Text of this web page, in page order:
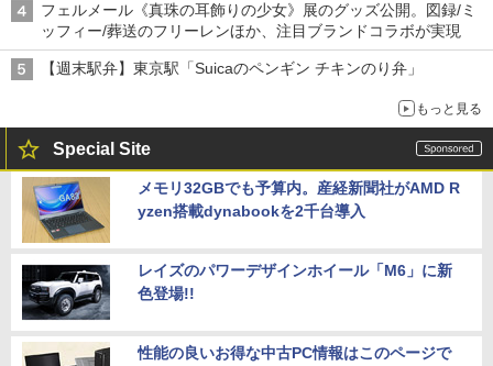
フェルメール《真珠の耳飾りの少女》展のグッズ公開。図録/ミ
ッフィー/葬送のフリーレンほか、注目ブランドコラボが実現
【週末駅弁】東京駅「Suicaのペンギン チキンのり弁」
もっと見る
Special Site
メモリ32GBでも予算内。産経新聞社がAMD R
yzen搭載dynabookを2千台導入
レイズのパワーデザインホイール「M6」に新
色登場!!
性能の良いお得な中古PC情報はこのページで